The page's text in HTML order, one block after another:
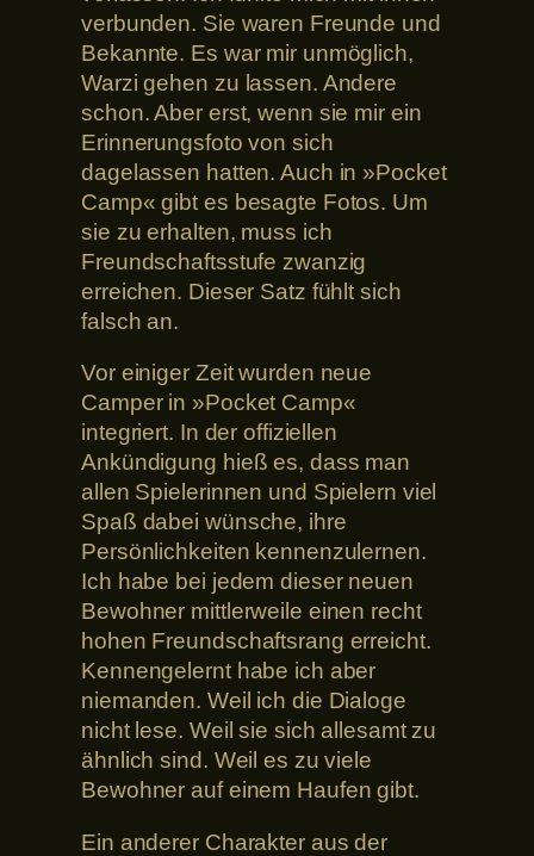
verbunden. Sie waren Freunde und
Bekannte. Es war mir unmöglich,
Warzi gehen zu lassen. Andere
schon. Aber erst, wenn sie mir ein
Erinnerungsfoto von sich
dagelassen hatten. Auch in »Pocket
Camp« gibt es besagte Fotos. Um
sie zu erhalten, muss ich
Freundschaftsstufe zwanzig
erreichen. Dieser Satz fühlt sich
falsch an.
Vor einiger Zeit wurden neue
Camper in »Pocket Camp«
integriert. In der offiziellen
Ankündigung hieß es, dass man
allen Spielerinnen und Spielern viel
Spaß dabei wünsche, ihre
Persönlichkeiten kennenzulernen.
Ich habe bei jedem dieser neuen
Bewohner mittlerweile einen recht
hohen Freundschaftsrang erreicht.
Kennengelernt habe ich aber
niemanden. Weil ich die Dialoge
nicht lese. Weil sie sich allesamt zu
ähnlich sind. Weil es zu viele
Bewohner auf einem Haufen gibt.
Ein anderer Charakter aus der